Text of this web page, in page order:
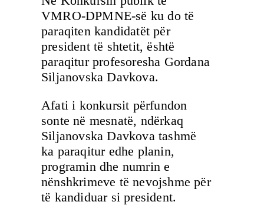
VMRO-DPMNE-së ku do të
paraqiten kandidatët për
president të shtetit, është
paraqitur profesoresha Gordana
Siljanovska Davkova.
Afati i konkursit përfundon
sonte në mesnatë, ndërkaq
Siljanovska Davkova tashmë
ka paraqitur edhe planin,
programin dhe numrin e
nënshkrimeve të nevojshme për
të kandiduar si president.